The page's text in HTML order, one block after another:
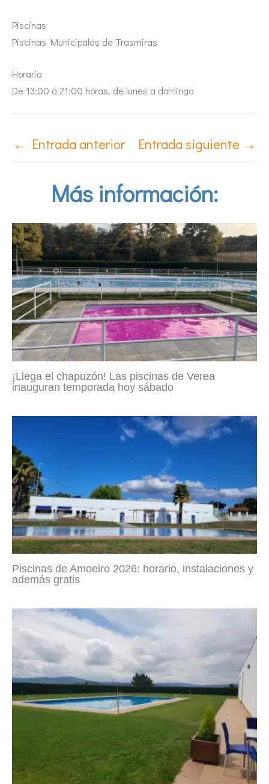
Piscinas
Piscinas Municipales de Trasmiras
Horario
De 13:00 a 21:00 horas, de lunes a domingo
← Entrada anterior Entrada siguiente →
Más información:
¡Llega el chapuzón! Las piscinas de Verea
inauguran temporada hoy sábado
Piscinas de Amoeiro 2026: horario, instalaciones y
además gratis